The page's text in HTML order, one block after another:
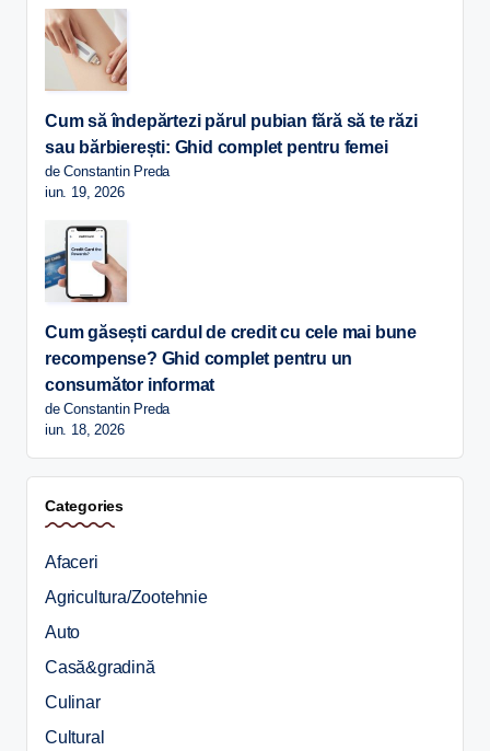
Cum să îndepărtezi părul pubian fără să te răzi
sau bărbierești: Ghid complet pentru femei
de Constantin Preda
iun. 19, 2026
Cum găsești cardul de credit cu cele mai bune
recompense? Ghid complet pentru un
consumător informat
de Constantin Preda
iun. 18, 2026
Categories
Afaceri
Agricultura/Zootehnie
Auto
Casă&gradină
Culinar
Cultural